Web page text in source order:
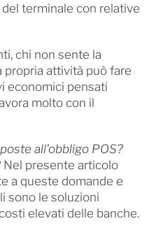
terminale con relative
chi non sente la
propria attività può fare
economici pensati
molto con il
all’obbligo POS?
Nel presente articolo
a queste domande e
sono le soluzioni
elevati delle banche.